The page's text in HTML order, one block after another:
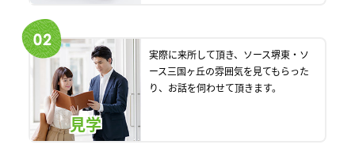
見学
実際に来所して頂き、ソース堺東・ソ
ース三国ヶ丘の雰囲気を見てもらった
り、お話を伺わせて頂きます。